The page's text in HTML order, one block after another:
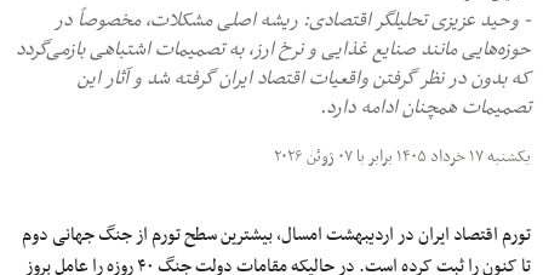
- وحید عزیزی تحلیلگر اقتصادی: ریشه‌ اصلی مشکلات، مخصوصاً در
حوزه‌هایی مانند صنایع غذایی و نرخ ارز، به تصمیمات اشتباهی بازمی‌گردد
که بدون در نظر گرفتن واقعیات اقتصاد ایران گرفته شد و آثار این
تصمیمات همچنان ادامه دارد.
یکشنبه ۱۷ خرداد ۱۴۰۵ برابر با ۰۷ ژوئن ۲۰۲۶
تورم اقتصاد ایران در اردیبهشت امسال، بیشترین سطح تورم از جنگ جهانی دوم
تا کنون را ثبت کرده است. در حالیکه مقامات دولت جنگ ۴۰ روزه را عامل بروز